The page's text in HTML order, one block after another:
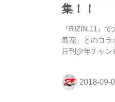
げていきましょ
しております
はお申込みい
集！！
『RIZIN.11』
島花」とのコラ
月刊少年チャ
『RIZIN.13 ×
登場だ。 今回